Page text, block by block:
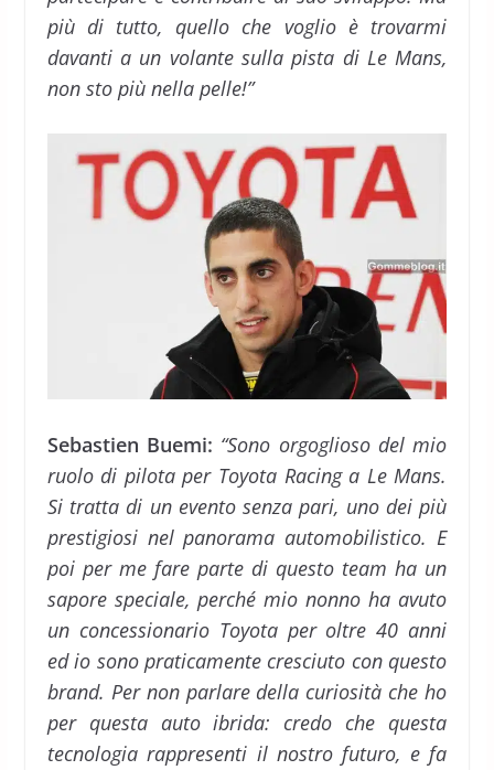
più di tutto, quello che voglio è trovarmi
davanti a un volante sulla pista di Le Mans,
non sto più nella pelle!”
Sebastien Buemi: “Sono orgoglioso del mio
ruolo di pilota per Toyota Racing a Le Mans.
Si tratta di un evento senza pari, uno dei più
prestigiosi nel panorama automobilistico. E
poi per me fare parte di questo team ha un
sapore speciale, perché mio nonno ha avuto
un concessionario Toyotaper oltre 40 anni
ed io sono praticamente cresciuto con questo
brand. Per non parlare della curiosità che ho
per questa auto ibrida: credo che questa
tecnologia rappresenti il nostro futuro, e fa